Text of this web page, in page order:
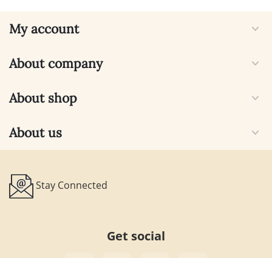
My account
About company
About shop
About us
Stay Connected
Get social